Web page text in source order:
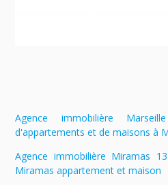
Agence immobilière
d'appartements et de maisons à
Agence immobilière Miramas
Miramas appartement et maison